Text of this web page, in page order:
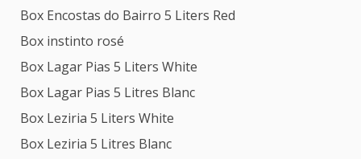
Box Encostas do Bairro 5 Liters Red
Box instinto rosé
Box Lagar Pias 5 Liters White
Box Lagar Pias 5 Litres Blanc
Box Leziria 5 Liters White
Box Leziria 5 Litres Blanc